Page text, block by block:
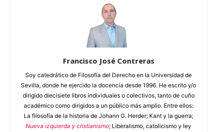
Francisco José Contreras
Soy catedrático de Filosofía del Derecho en la Universidad de
Sevilla, donde he ejercido la docencia desde 1996. He escrito y/o
dirigido diecisiete libros individuales o colectivos, tanto de cuño
académico como dirigidos a un público más amplio. Entre ellos:
La filosofía de la historia de Johann G. Herder; Kant y la guerra;
Nueva izquierda y cristianismo; Liberalismo, catolicismo y ley